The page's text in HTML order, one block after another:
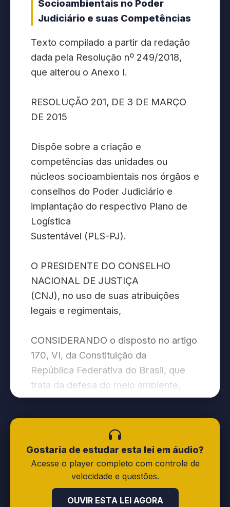
Socioambientais no Poder
Judiciário e suas Competências
Texto compilado a partir da redação
dada pela Resolução nº 249/2018,
que alterou o Anexo I.
RESOLUÇÃO 201, DE 3 DE MARÇO
DE 2015
Dispõe sobre a criação e
competências das unidades ou
núcleos socioambientais nos órgãos e
conselhos do Poder Judiciário e
implantação do respectivo Plano de
Logística
Sustentável (PLS-PJ).
O PRESIDENTE DO CONSELHO
NACIONAL DE JUSTIÇA
(CNJ), no uso de suas atribuições
legais e regimentais,
CONSIDERANDO o disposto no artigo
170, VI, da Constituição da
República Federativa do Brasil, que
trata da defesa do meio ambiente,
inclusive
conforme o impacto ambiental dos
produtos e
serviços e de seus processos de
elaboração e prestação; bem como
artigo 225
que estabelece que todos têm direito
Gostaria de estudar esta lei em áudio?
Acesse o player completo com controle de
velocidade e questões.
OUVIR ESTA LEI AGORA